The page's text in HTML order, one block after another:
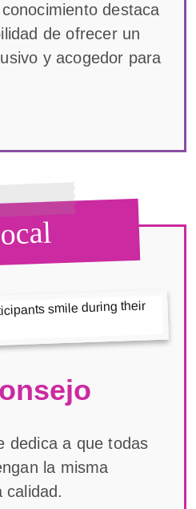
destaca
de ofrecer un
y acogedor para
dedica a que todas
la misma
calidad.